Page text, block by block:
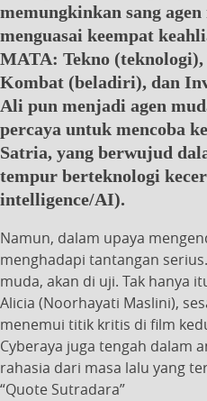
memungkinkan sang
menguasai keempat
MATA: Tekno
Kombat (beladiri), dan
Ali pun menjadi agen
percaya untuk mencoba
Satria, yang berwujud
tempur berteknologi
intelligence/AI).
Namun, dalam upaya
menghadapi tantangan
muda, akan di uji. Tak hanya
Alicia (Noorhayati Maslini),
menemui titik kritis di film
Cyberaya juga tengah dalam
rahasia dari masa lalu yang
“Quote Sutradara”